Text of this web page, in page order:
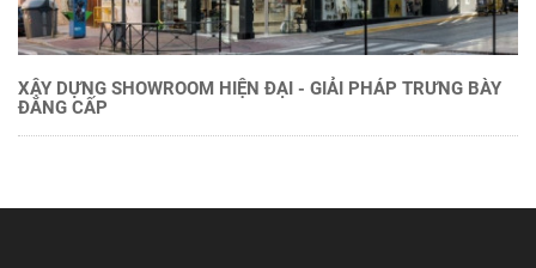
XÂY DỰNG SHOWROOM HIỆN ĐẠI - GIẢI PHÁP TRƯNG BÀY
ĐẲNG CẤP